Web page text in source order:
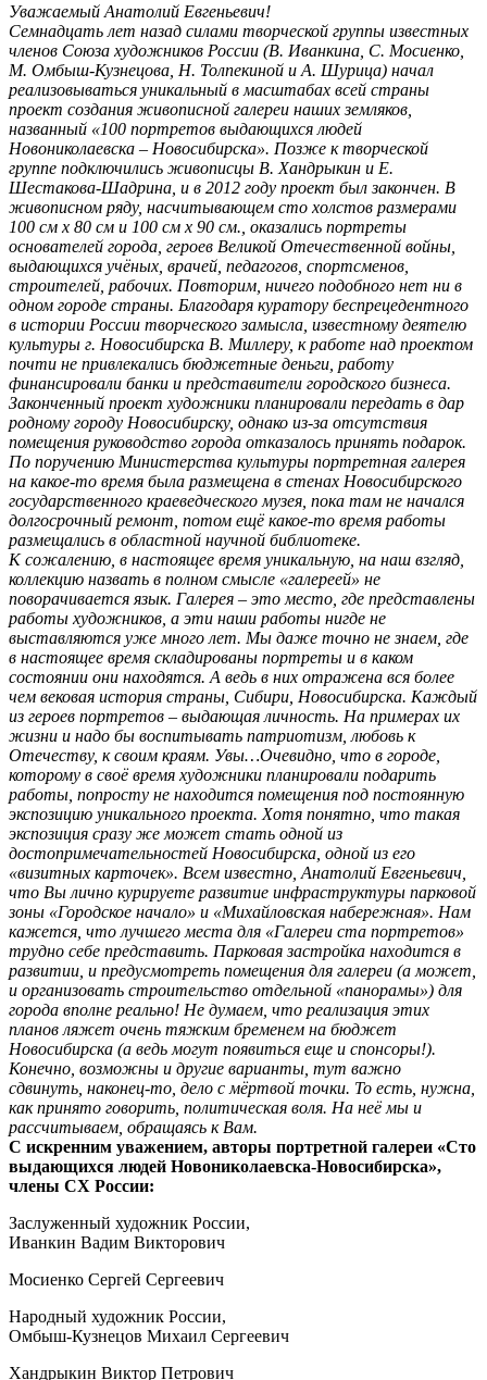
Уважаемый Анатолий Евгеньевич!
Семнадцать лет назад силами творческой группы известных
членов Союза художников России (В. Иванкина, С. Мосиенко,
М. Омбыш-Кузнецова, Н. Толпекиной и А. Шурица) начал
реализовываться уникальный в масштабах всей страны
проект создания живописной галереи наших земляков,
названный «100 портретов выдающихся людей
Новониколаевска – Новосибирска». Позже к творческой
группе подключились живописцы В. Хандрыкин и Е.
Шестакова-Шадрина, и в 2012 году проект был закончен. В
живописном ряду, насчитывающем сто холстов размерами
100 см х 80 см и 100 см х 90 см., оказались портреты
основателей города, героев Великой Отечественной войны,
выдающихся учёных, врачей, педагогов, спортсменов,
строителей, рабочих. Повторим, ничего подобного нет ни в
одном городе страны. Благодаря куратору беспрецедентного
в истории России творческого замысла, известному деятелю
культуры г. Новосибирска В. Миллеру, к работе над проектом
почти не привлекались бюджетные деньги, работу
финансировали банки и представители городского бизнеса.
Законченный проект художники планировали передать в дар
родному городу Новосибирску, однако из-за отсутствия
помещения руководство города отказалось принять подарок.
По поручению Министерства культуры портретная галерея
на какое-то время была размещена в стенах Новосибирского
государственного краеведческого музея, пока там не начался
долгосрочный ремонт, потом ещё какое-то время работы
размещались в областной научной библиотеке.
К сожалению, в настоящее время уникальную, на наш взгляд,
коллекцию назвать в полном смысле «галереей» не
поворачивается язык. Галерея – это место, где представлены
работы художников, а эти наши работы нигде не
выставляются уже много лет. Мы даже точно не знаем, где
в настоящее время складированы портреты и в каком
состоянии они находятся. А ведь в них отражена вся более
чем вековая история страны, Сибири, Новосибирска. Каждый
из героев портретов – выдающая личность. На примерах их
жизни и надо бы воспитывать патриотизм, любовь к
Отечеству, к своим краям. Увы…Очевидно, что в городе,
которому в своё время художники планировали подарить
работы, попросту не находится помещения под постоянную
экспозицию уникального проекта. Хотя понятно, что такая
экспозиция сразу же может стать одной из
достопримечательностей Новосибирска, одной из его
«визитных карточек». Всем известно, Анатолий Евгеньевич,
что Вы лично курируете развитие инфраструктуры парковой
зоны «Городское начало» и «Михайловская набережная». Нам
кажется, что лучшего места для «Галереи ста портретов»
трудно себе представить. Парковая застройка находится в
развитии, и предусмотреть помещения для галереи (а может,
и организовать строительство отдельной «панорамы») для
города вполне реально! Не думаем, что реализация этих
планов ляжет очень тяжким бременем на бюджет
Новосибирска (а ведь могут появиться еще и спонсоры!).
Конечно, возможны и другие варианты, тут важно
сдвинуть, наконец-то, дело с мёртвой точки. То есть, нужна,
как принято говорить, политическая воля. На неё мы и
рассчитываем, обращаясь к Вам.
С искренним уважением, авторы портретной галереи «Сто
выдающихся людей Новониколаевска-Новосибирска»,
члены СХ России:
Заслуженный художник России,
Иванкин Вадим Викторович
Мосиенко Сергей Сергеевич
Народный художник России,
Омбыш-Кузнецов Михаил Сергеевич
Хандрыкин Виктор Петрович